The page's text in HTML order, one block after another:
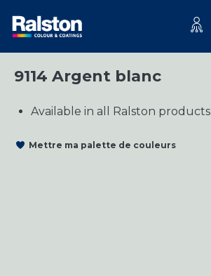
9114 Argent blanc
Available in all Ralston products
Mettre ma palette de couleurs